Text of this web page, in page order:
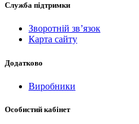
Служба підтримки
Зворотній зв’язок
Карта сайту
Додатково
Виробники
Особистий кабінет